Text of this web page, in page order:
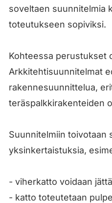
soveltaen suunnitelmia
toteutukseen sopiviksi.
Kohteessa perustukset
Arkkitehtisuunnitelmat
rakennesuunnittelua,
teräspalkkirakenteiden
Suunnitelmiin toivotaan
yksinkertaistuksia,
- viherkatto voidaan
- katto toteutetaan